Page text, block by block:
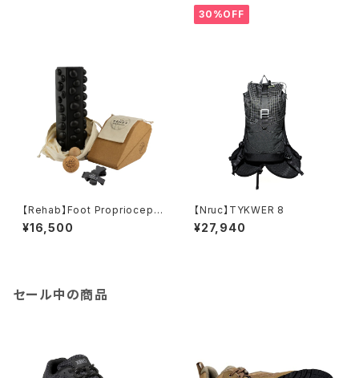
30%OFF
【Rehab】Foot Propriocepti
on Kit
¥16,500
【Nruc】TYKWER 8
¥27,940
セール中の商品